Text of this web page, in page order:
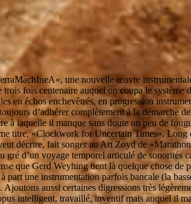
une nouvelle œuvre
fois centenaire auquel on coupa le système
en échos enchevêtrés, en progression
d’adhérer complètement à la démarche
à laquelle il manque sans doute un peu de
titre, «Clockwork for Uncertain Times».
décrire, fait songer au Art Zoyd de
d’un voyage temporel articulé de sonorités
que Gerd Weyhing tient là quelque chose
une instrumentation parfois bancale (la
aussi certaines digressions très
intelligent, travaillé, inventif mais auquel il